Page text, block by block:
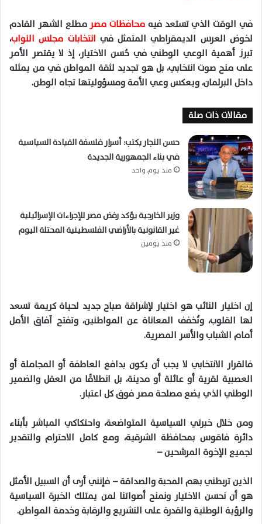
في الوقت الذي تستعد فيه محافظات مصر مطلع الشهر القادم
لخوض العرس الديمقراطي المتمثل في انتخابات مجلس النواب،
تبرز أهمية الوعي الوطني في حُسن الاختيار، إذ لا يقتصر الأمر
على منح صوت انتخابي،بل هو تجديد لثقة المواطن في من يمثله
داخل البرلمان، ويعكس وعي الأمة ومسؤوليتها تجاه الوطن.
مقالات ذات صلة
حسن النجار يكتب: أسرار فلسفة القيادة السياسية
في بناء الجمهورية الجديدة
منذ يوم واحد
وزير الخارجية يؤكد رفض مصر للإجراءات الإسرائيلية
غير القانونية بالأراضي الفلسطينية المحتلة اليوم
منذ يومين
إن اختيار النائب هو اختيار لإشراقة صباح جديد لحياة كريمة تسعد
لها القلوب، وتُخفف المعاناة عن المواطنين، وتفتح آفاق الأمل
أمام الشباب والأسر المصرية.
فالقرار الانتخابي لا يجب أن يكون بدافع العاطفة أو المجاملة أو
العصبية لقرية أو عائلة أو مدينة، بل انطلاقًا من العقل والضمير
الوطني الذي يضع مصلحة مصر فوق كل اعتبار.
ومن خلال خبرتي السياسية المتواضعة، واحتكاكي المباشر بأبناء
دائرة فاقوس بمحافظة الشرقية، ومع كامل الاحترام والتقدير
لجميع الإخوة المرشحين–
الذين تربطني بهم المحبة والصداقة– فإنني أرى أن السبيل الأمثل
هو أن نحسن الاختيار ونمنح أصواتنا لمن يمتلك الخبرة السياسية
والرؤية الوطنية والقدرة على التشريع والرقابة وخدمة المواطن.